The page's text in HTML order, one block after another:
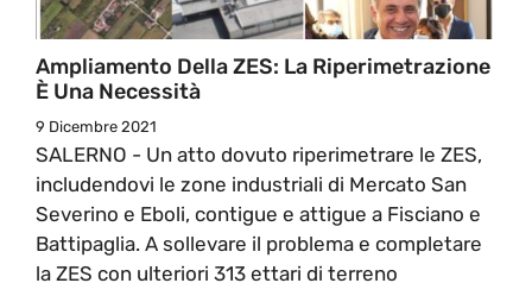
Ampliamento Della ZES: La Riperimetrazione
È Una Necessità
9 Dicembre 2021
SALERNO - Un atto dovuto riperimetrare le ZES,
includendovi le zone industriali di Mercato San
Severino e Eboli, contigue e attigue a Fisciano e
Battipaglia. A sollevare il problema e completare
la ZES con ulteriori 313 ettari di terreno